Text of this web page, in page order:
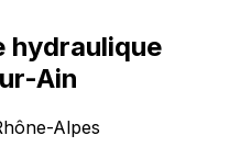
hydraulique
Ain
Alpes